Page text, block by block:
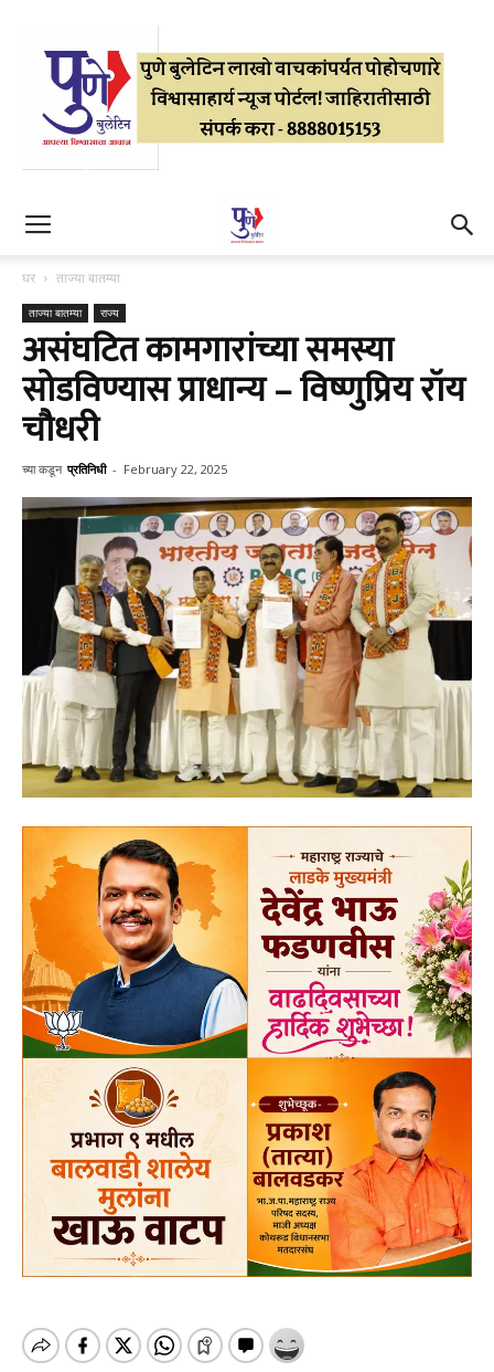
घर ताज्या बातम्या
ताज्या बातम्या राज्य
असंघटित कामगारांच्या समस्या
सोडविण्यास प्राधान्य – विष्णुप्रिय रॉय
चौधरी
च्या कडून प्रतिनिधी - February 22, 2025